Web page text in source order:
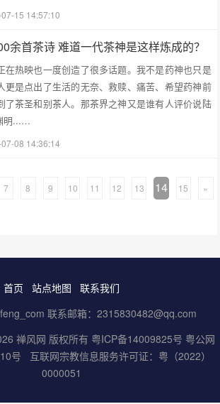
15 14:57:10
余首茶诗 难道一代茶神是这样炼成的？
在热映也一度创造了很多话题。我不是药神也只是
更是点出了生活的无奈、救赎、痛苦、希望药神前
了茶圣和别茶人。那茶界之神又是谁有人评价说陆
明...…
08 14:36:14
7 8 9 10 11 12 13 14 15 »
首页 站点地图
联系我们
联系邮箱：2315830482@qq.com
禅风网 版权所有 粤ICP备14009825号 粤公网
号
互联网宗教信息服务许可证：粤（2022）
0000051